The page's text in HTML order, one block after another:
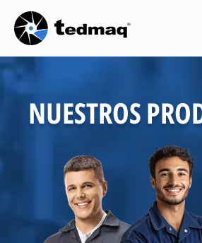
Saltar
al
contenido
NUESTROS